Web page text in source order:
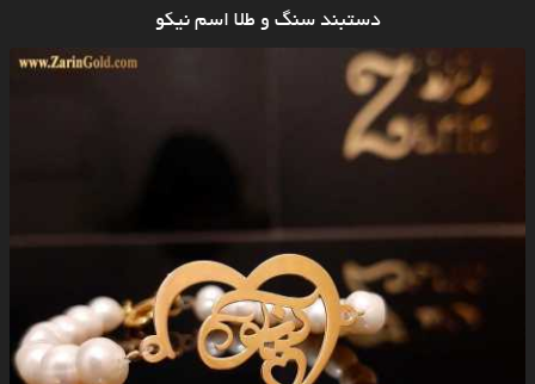
دستبند سنگ و طلا اسم نیکو